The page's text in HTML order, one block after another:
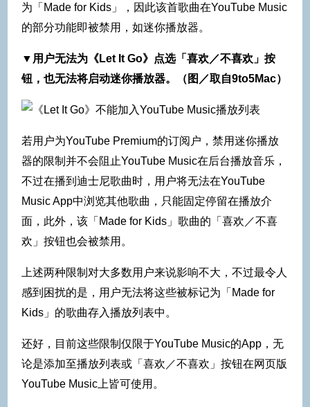
为「Made for Kids」，因此该首歌曲在YouTube Music
的部分功能即被禁用，如迷你播放器。
▼用户无法为《Let It Go》点选「喜欢／不喜欢」按
钮，也无法将启动迷你播放器。（图／取自9to5Mac）
若用户为YouTube Premium的订阅户，禁用迷你播放
器的限制并不会阻止YouTube Music在后台播放音乐，
不过在播到迪士尼歌曲时，用户将无法在YouTube
Music App中浏览其他歌曲，只能固定停留在播放介
面，此外，该「Made for Kids」歌曲的「喜欢／不喜
欢」按钮也会被禁用。
上述两种限制对大多数用户来说影响不大，不过最令人
感到困扰的是，用户无法将这些被标记为「Made for
Kids」的歌曲存入播放列表中。
还好，目前这些限制仅限于YouTube Music的App，无
论是添加至播放列表或「喜欢／不喜欢」按钮在网页版
YouTube Music上皆可使用。